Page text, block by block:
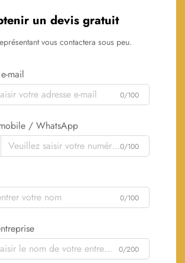
un devis gratuit
vous contactera sous peu.
mail
0/100
/ WhatsApp
0/100
0/100
0/200